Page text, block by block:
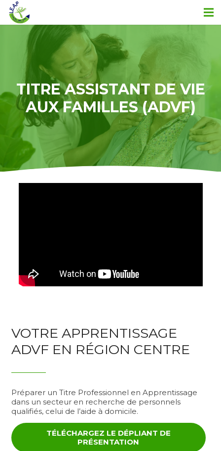
TITRE ASSISTANT DE VIE
AUX FAMILLES (ADVF)
VOTRE APPRENTISSAGE
ADVF EN RÉGION CENTRE
Préparer un Titre Professionnel en Apprentissage
dans un secteur en recherche de personnels
qualifiés, celui de l’aide à domicile.
TÉLÉCHARGEZ LE DÉPLIANT DE
PRÉSENTATION